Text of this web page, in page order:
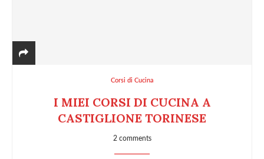
Corsi di Cucina
I MIEI CORSI DI CUCINA A
CASTIGLIONE TORINESE
2 comments